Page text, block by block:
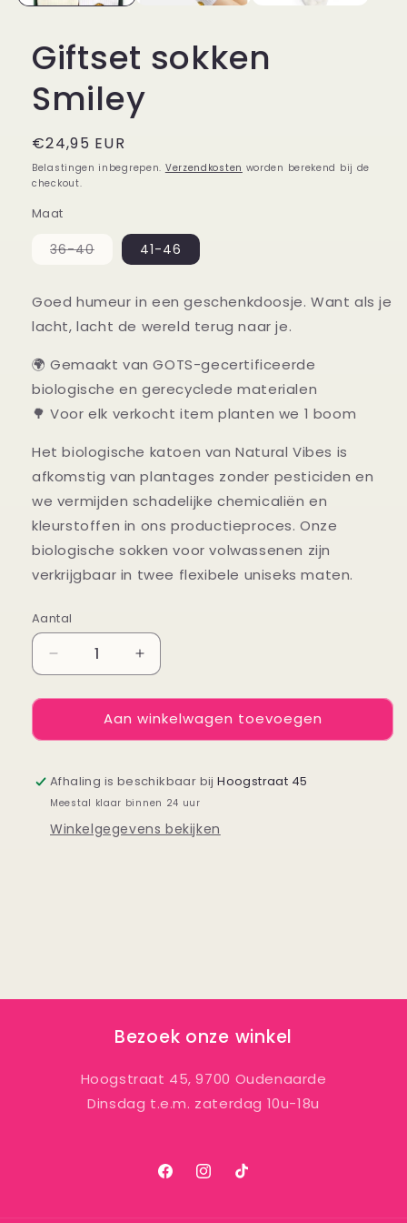
Giftset sokken
Smiley
Normale
prijs
€24,95 EUR
Belastingen inbegrepen. Verzendkosten worden berekend bij de
checkout.
Maat
36-40Variant
uitverkocht
beschikbaar
41-46
Goed humeur in een geschenkdoosje. Want als je
lacht, lacht de wereld terug naar je.
🌍 Gemaakt van GOTS-gecertificeerde
biologische en gerecyclede materialen
🌳 Voor elk verkocht item planten we 1 boom
Het biologische katoen van Natural Vibes is
afkomstig van plantages zonder pesticiden en
we vermijden schadelijke chemicaliën en
kleurstoffen in ons productieproces. Onze
biologische sokken voor volwassenen zijn
verkrijgbaar in twee flexibele uniseks maten.
Aantal
Aantal
Aantal
verlagen
voor
sokken
Aantal
verhogen
voor
Giftset
sokken
Aan winkelwagen toevoegen
Afhaling is beschikbaar bijHoogstraat 45
Meestal klaar binnen 24 uur
Winkelgegevens bekijken
Bezoek onze winkel
Hoogstraat 45, 9700 Oudenaarde
Dinsdag t.e.m. zaterdag 10u-18u
FacebookInstagram
TikTok